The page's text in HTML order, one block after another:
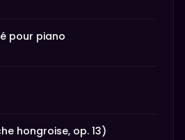
pour piano
hongroise, op. 13)